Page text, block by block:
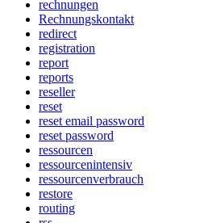
rechnungen
Rechnungskontakt
redirect
registration
report
reports
reseller
reset
reset email password
reset password
ressourcen
ressourcenintensiv
ressourcenverbrauch
restore
routing